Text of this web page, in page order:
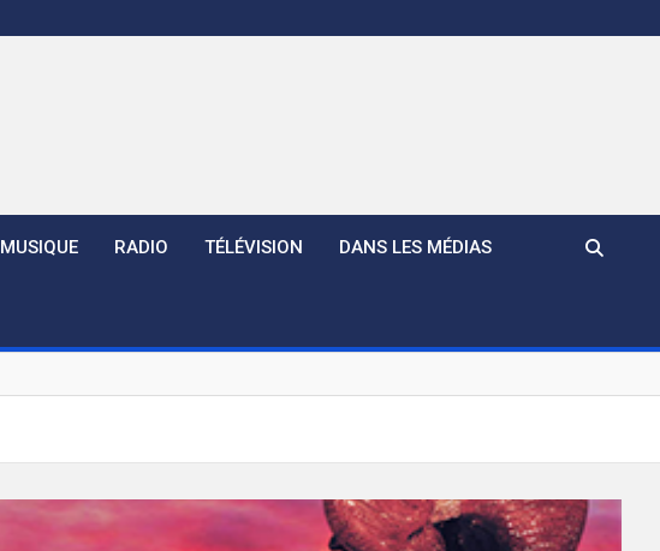
MUSIQUE RADIO TÉLÉVISION DANS LES MÉDIAS